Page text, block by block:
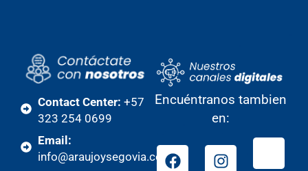
Contact Center: +57
323 254 0699
Email:
info@araujoysegovia.com
Encuéntranos tambien
en: